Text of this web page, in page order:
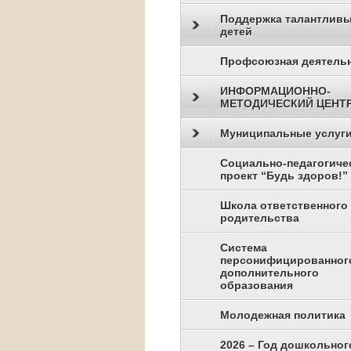
Поддержка
детей
Профсоюзная
ИНФОРМАЦИОННО-
МЕТОДИЧЕСКИЙ
Муниципальные услуги
Социально-
проект “Будь здоров!”
Школа ответственного
родительства
Система
дополнительного
образования
Молодежная политика
2026 – Год